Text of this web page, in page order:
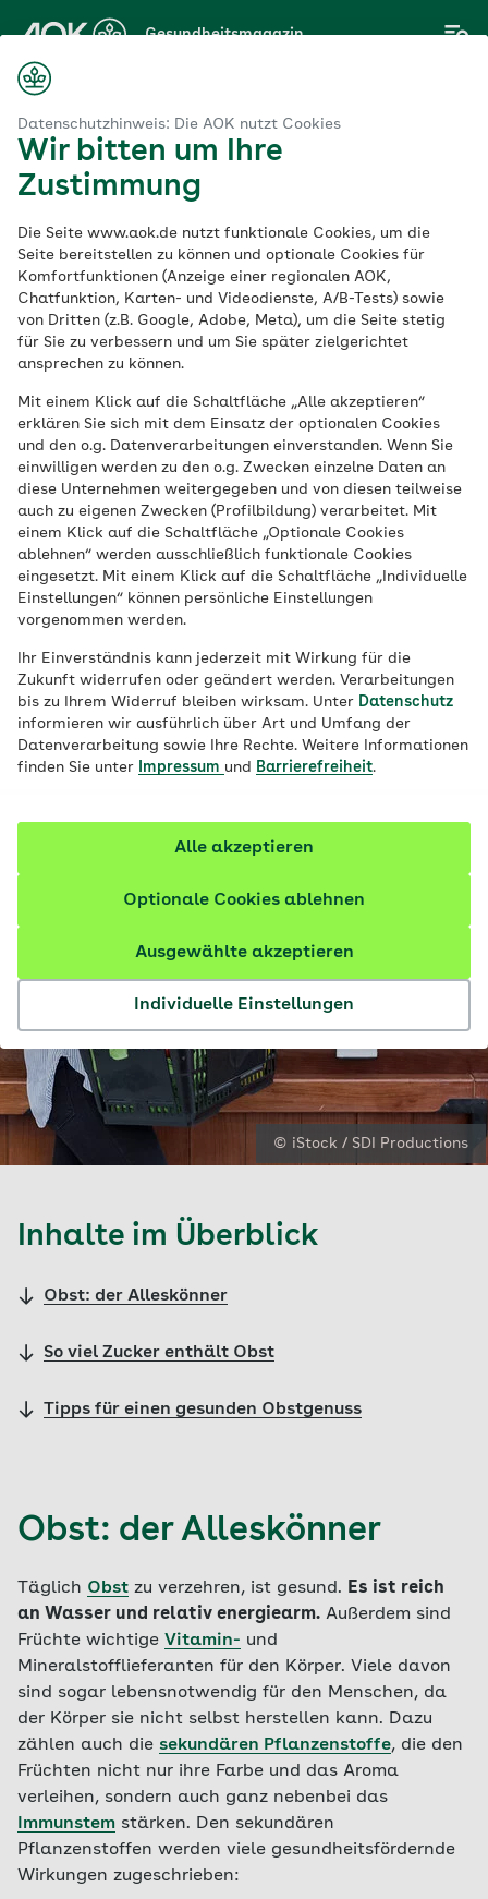
Datenschutzhinweis: Die AOK nutzt Cookies
Wir bitten um Ihre
Zustimmung
Die Seite www.aok.de nutzt funktionale Cookies, um die
Seite bereitstellen zu können und optionale Cookies für
Komfortfunktionen (Anzeige einer regionalen AOK,
Chatfunktion, Karten- und Videodienste, A/B-Tests) sowie
von Dritten (z.B. Google, Adobe, Meta), um die Seite stetig
für Sie zu verbessern und um Sie später zielgerichtet
ansprechen zu können.
Mit einem Klick auf die Schaltfläche „Alle akzeptieren“
erklären Sie sich mit dem Einsatz der optionalen Cookies
und den o.g. Datenverarbeitungen einverstanden. Wenn Sie
einwilligen werden zu den o.g. Zwecken einzelne Daten an
diese Unternehmen weitergegeben und von diesen teilweise
auch zu eigenen Zwecken (Profilbildung) verarbeitet. Mit
einem Klick auf die Schaltfläche „Optionale Cookies
ablehnen“ werden ausschließlich funktionale Cookies
eingesetzt. Mit einem Klick auf die Schaltfläche „Individuelle
Einstellungen“ können persönliche Einstellungen
vorgenommen werden.
Ihr Einverständnis kann jederzeit mit Wirkung für die
Zukunft widerrufen oder geändert werden. Verarbeitungen
bis zu Ihrem Widerruf bleiben wirksam. Unter Datenschutz
informieren wir ausführlich über Art und Umfang der
Datenverarbeitung sowie Ihre Rechte. Weitere Informationen
finden Sie unter
Impressum und Barrierefreiheit.
Individuelle Einstellungen
Ausgewählte akzeptieren
Optionale Cookies ablehnen
Alle akzeptieren
Hauptinhalt
springen
Gesundheitsmagazin
Weniger ist mehr –
dieses Obst enthält
wenig Zucker
Veröffentlicht am:
11.08.2022 4 Minuten Lesedauer
Obst enthält immer Zucker. Banane,
Feigen oder auch Weintrauben sind sogar
wahre Zuckerbomben. Doch welche
Früchte enthalten am wenigsten Zucker
und wie viel Zucker durch Obst ist pro Tag
ratsam?
Fachlich geprüft
© iStock / SDI Productions
Inhalte im Überblick
Obst: der Alleskönner
So viel Zucker enthält Obst
Tipps für einen gesunden Obstgenuss
Obst: der Alleskönner
Täglich Obst zu verzehren, ist gesund. Es ist reich
an Wasser und relativ energiearm. Außerdem sind
Früchte wichtige Vitamin- und
Mineralstofflieferanten für den Körper. Viele davon
sind sogar lebensnotwendig für den Menschen, da
der Körper sie nicht selbst herstellen kann. Dazu
zählen auch die sekundären Pflanzenstoffe, die den
Früchten nicht nur ihre Farbe und das Aroma
verleihen, sondern auch ganz nebenbei das
Immunstem stärken. Den sekundären
Pflanzenstoffen werden viele gesundheitsfördernde
Wirkungen zugeschrieben: